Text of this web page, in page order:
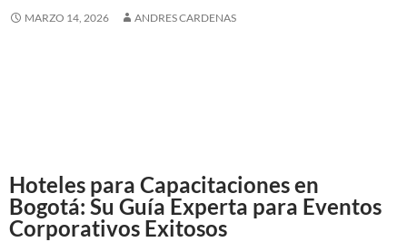
MARZO 14, 2026 ANDRES CARDENAS
Hoteles para Capacitaciones en
Bogotá: Su Guía Experta para Eventos
Corporativos Exitosos